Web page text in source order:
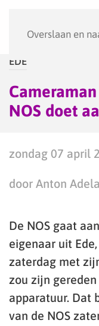
Overslaan en
EDE
NOS doet
zondag 07 april
door Anton
De NOS gaat
eigenaar uit
zaterdag met
zou zijn
apparatuur. Dat
van de NOS